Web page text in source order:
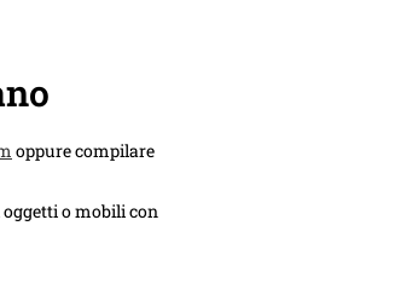
oppure compilare
o mobili con